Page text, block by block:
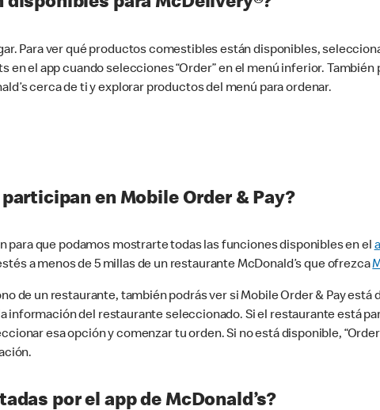
Para ver qué productos comestibles están disponibles,
el app cuando selecciones “Order” en el menú inferior.
cerca de ti y explorar productos del menú para ordenar.
en Mobile Order & Pay?
para que podamos mostrarte todas las funciones disponibles en el
a menos de 5 millas de un restaurante McDonald’s que ofrezca
de un restaurante, también podrás ver si Mobile Order & Pay
información del restaurante seleccionado. Si el restaurante está
esa opción y comenzar tu orden. Si no está disponible,
por el app de McDonald’s?